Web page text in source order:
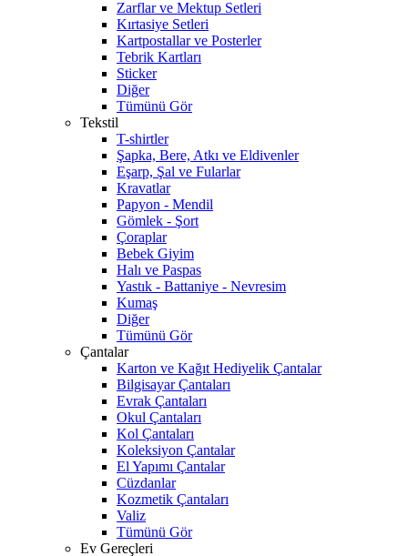
Zarflar ve Mektup Setleri
Kırtasiye Setleri
Kartpostallar ve Posterler
Tebrik Kartları
Sticker
Diğer
Tümünü Gör
Tekstil
T-shirtler
Şapka, Bere, Atkı ve Eldivenler
Eşarp, Şal ve Fularlar
Kravatlar
Papyon - Mendil
Gömlek - Şort
Çoraplar
Bebek Giyim
Halı ve Paspas
Yastık - Battaniye - Nevresim
Kumaş
Diğer
Tümünü Gör
Çantalar
Karton ve Kağıt Hediyelik Çantalar
Bilgisayar Çantaları
Evrak Çantaları
Okul Çantaları
Kol Çantaları
Koleksiyon Çantalar
El Yapımı Çantalar
Cüzdanlar
Kozmetik Çantaları
Valiz
Tümünü Gör
Ev Gereçleri